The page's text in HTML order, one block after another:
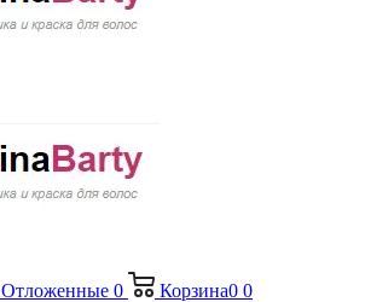
Отложенные 0 Корзина0 0